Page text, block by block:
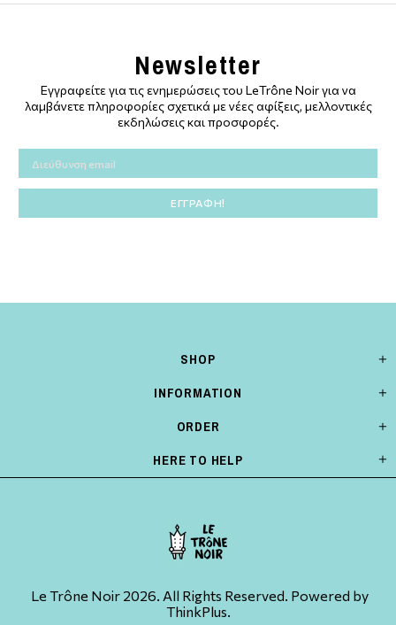
Newsletter
Εγγραφείτε για τις ενημερώσεις του LeTrône Noir για να
λαμβάνετε πληροφορίες σχετικά με νέες αφίξεις, μελλοντικές
εκδηλώσεις και προσφορές.
SHOP
INFORMATION
ORDER
HERE TO HELP
Le Trône Noir 2026. All Rights Reserved. Powered by
ThinkPlus.